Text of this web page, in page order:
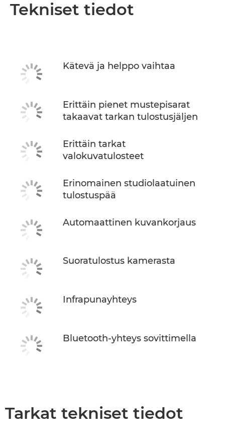
Tekniset tiedot
Kätevä ja helppo vaihtaa
Erittäin pienet mustepisarat
takaavat tarkan tulostusjäljen
Erittäin tarkat
valokuvatulosteet
Erinomainen studiolaatuinen
tulostuspää
Automaattinen kuvankorjaus
Suoratulostus kamerasta
Infrapunayhteys
Bluetooth-yhteys sovittimella
Tarkat tekniset tiedot